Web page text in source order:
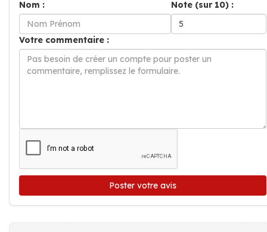
Nom :
Note (sur 10) :
Votre commentaire :
Poster votre avis